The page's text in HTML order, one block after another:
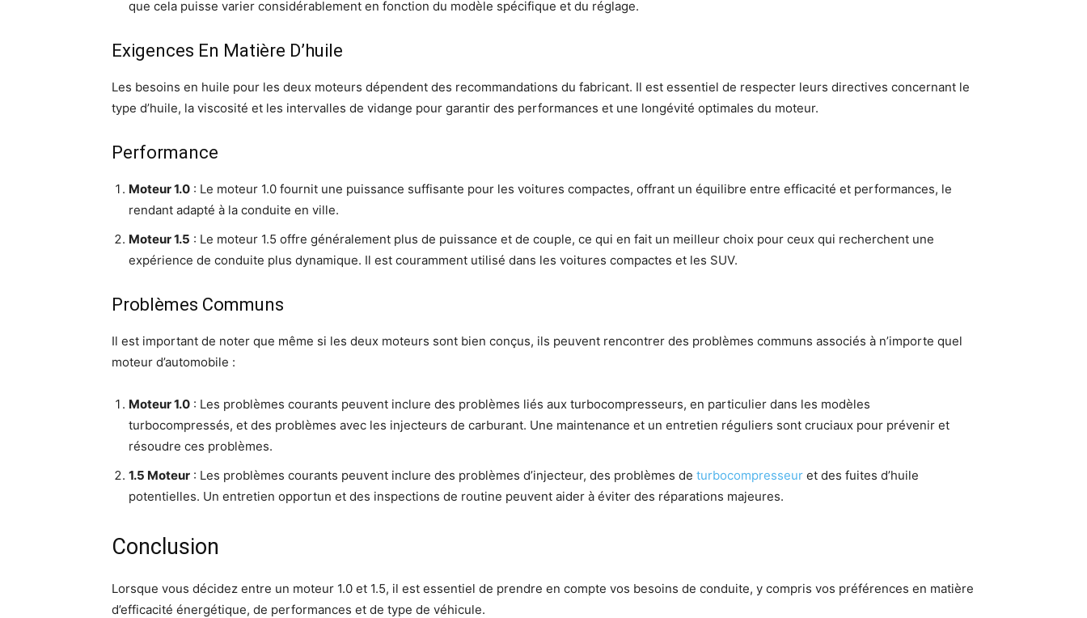
que cela puisse varier considérablement en fonction du modèle spécifique et du réglage.
Exigences En Matière D’huile
Les besoins en huile pour les deux moteurs dépendent des recommandations du fabricant. Il est essentiel de respecter leurs directives concernant le
type d’huile, la viscosité et les intervalles de vidange pour garantir des performances et une longévité optimales du moteur.
Performance
Moteur 1.0 : Le moteur 1.0 fournit une puissance suffisante pour les voitures compactes, offrant un équilibre entre efficacité et performances, le
rendant adapté à la conduite en ville.
Moteur 1.5 : Le moteur 1.5 offre généralement plus de puissance et de couple, ce qui en fait un meilleur choix pour ceux qui recherchent une
expérience de conduite plus dynamique. Il est couramment utilisé dans les voitures compactes et les SUV.
Problèmes Communs
Il est important de noter que même si les deux moteurs sont bien conçus, ils peuvent rencontrer des problèmes communs associés à n’importe quel
moteur d’automobile :
Moteur 1.0 : Les problèmes courants peuvent inclure des problèmes liés aux turbocompresseurs, en particulier dans les modèles
turbocompressés, et des problèmes avec les injecteurs de carburant. Une maintenance et un entretien réguliers sont cruciaux pour prévenir et
résoudre ces problèmes.
1.5 Moteur : Les problèmes courants peuvent inclure des problèmes d’injecteur, des problèmes de turbocompresseur et des fuites d’huile
potentielles. Un entretien opportun et des inspections de routine peuvent aider à éviter des réparations majeures.
Conclusion
Lorsque vous décidez entre un moteur 1.0 et 1.5, il est essentiel de prendre en compte vos besoins de conduite, y compris vos préférences en matière
d’efficacité énergétique, de performances et de type de véhicule.